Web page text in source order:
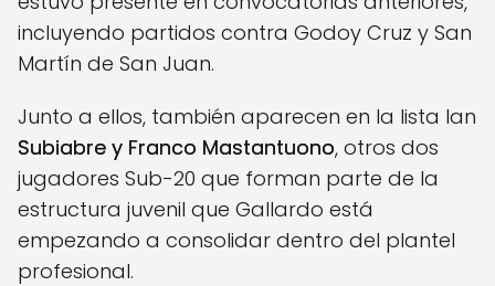
incluyendo partidos contra Godoy Cruz y San
Martín de San Juan.
Junto a ellos, también aparecen en la lista Ian
Subiabre y Franco Mastantuono, otros dos
jugadores Sub-20 que forman parte de la
estructura juvenil que Gallardo está
empezando a consolidar dentro del plantel
profesional.